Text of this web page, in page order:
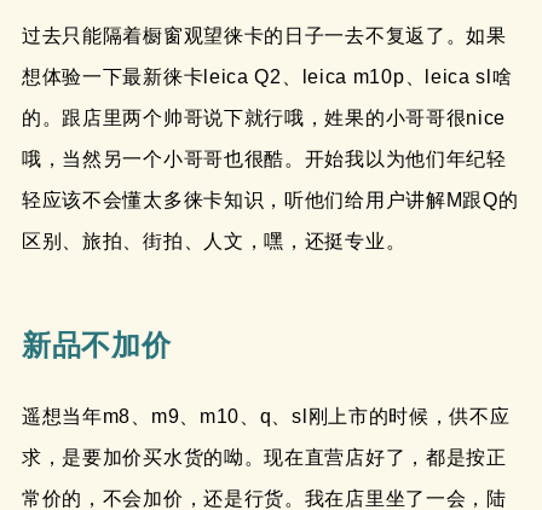
过去只能隔着橱窗观望徕卡的日子一去不复返了。如果
想体验一下最新徕卡leica Q2、leica m10p、leica sl啥
的。跟店里两个帅哥说下就行哦，姓果的小哥哥很nice
哦，当然另一个小哥哥也很酷。开始我以为他们年纪轻
轻应该不会懂太多徕卡知识，听他们给用户讲解M跟Q的
区别、旅拍、街拍、人文，嘿，还挺专业。
新品不加价
遥想当年m8、m9、m10、q、sl刚上市的时候，供不应
求，是要加价买水货的呦。现在直营店好了，都是按正
常价的，不会加价，还是行货。我在店里坐了一会，陆